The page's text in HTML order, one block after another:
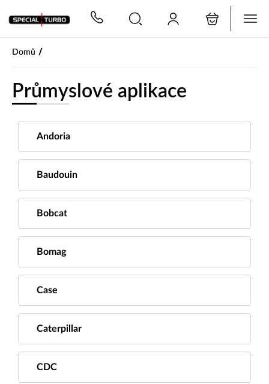
Domů /
Průmyslové aplikace
Andoria
Baudouin
Bobcat
Bomag
Case
Caterpillar
CDC